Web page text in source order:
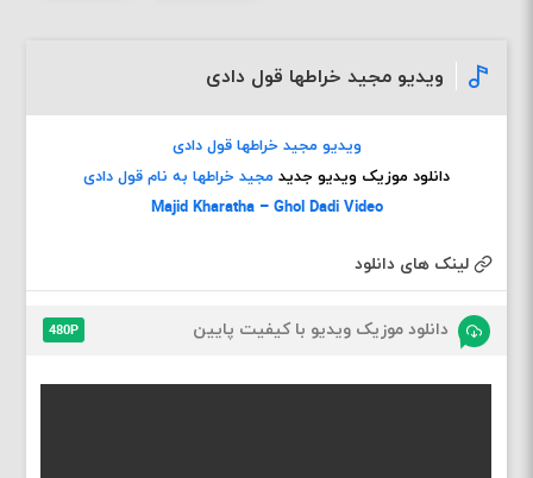
ویدیو مجید خراطها قول دادی
ویدیو مجید خراطها قول دادی
دانلود موزیک ویدیو جدید مجید خراطها به نام قول دادی
Majid Kharatha – Ghol Dadi Video
لینک های دانلود
دانلود موزیک ویدیو با کیفیت پایین 480P